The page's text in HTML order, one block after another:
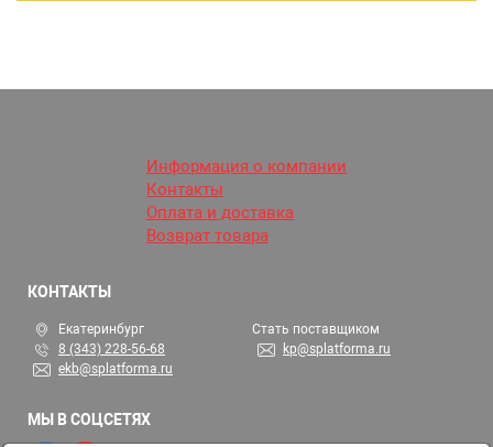
Информация о компании
Контакты
Оплата и доставка
Возврат товара
КОНТАКТЫ
Екатеринбург
8 (343) 228-56-68
ekb@splatforma.ru
Стать поставщиком
kp@splatforma.ru
МЫ В СОЦСЕТЯХ